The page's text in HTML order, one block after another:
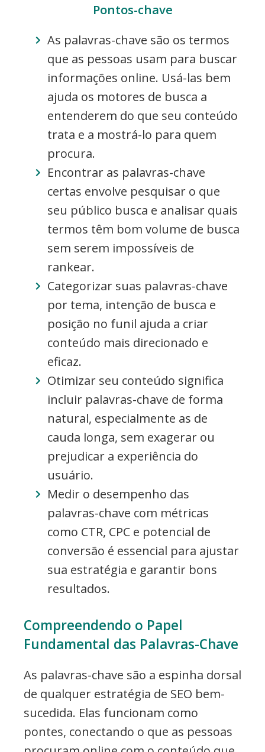
Pontos-chave
As palavras-chave são os termos
que as pessoas usam para buscar
informações online. Usá-las bem
ajuda os motores de busca a
entenderem do que seu conteúdo
trata e a mostrá-lo para quem
procura.
Encontrar as palavras-chave
certas envolve pesquisar o que
seu público busca e analisar quais
termos têm bom volume de busca
sem serem impossíveis de
rankear.
Categorizar suas palavras-chave
por tema, intenção de busca e
posição no funil ajuda a criar
conteúdo mais direcionado e
eficaz.
Otimizar seu conteúdo significa
incluir palavras-chave de forma
natural, especialmente as de
cauda longa, sem exagerar ou
prejudicar a experiência do
usuário.
Medir o desempenho das
palavras-chave com métricas
como CTR, CPC e potencial de
conversão é essencial para ajustar
sua estratégia e garantir bons
resultados.
Compreendendo o Papel
Fundamental das Palavras-Chave
As palavras-chave são a espinha dorsal
de qualquer estratégia de SEO bem-
sucedida. Elas funcionam como
pontes, conectando o que as pessoas